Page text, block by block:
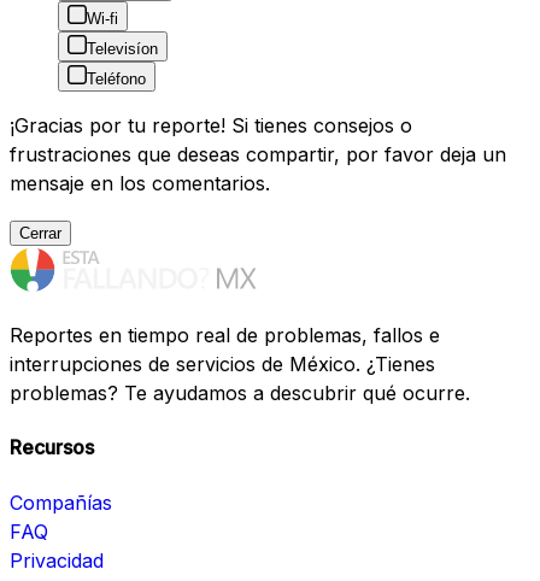
Wi-fi
Televisíon
Teléfono
¡Gracias por tu reporte! Si tienes consejos o
frustraciones que deseas compartir, por favor deja un
mensaje en los comentarios.
Cerrar
Reportes en tiempo real de problemas, fallos e
interrupciones de servicios de México. ¿Tienes
problemas? Te ayudamos a descubrir qué ocurre.
Recursos
Compañías
FAQ
Privacidad